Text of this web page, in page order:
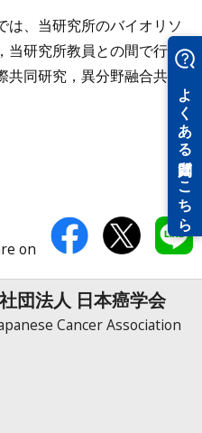
は、当研究所のバイオリソ
当研究所教員との間で行う
同研究，異分野融合共同
on
団法人 日本癌学会
Cancer Association